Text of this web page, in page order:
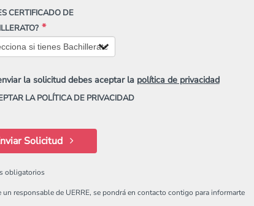
CERTIFICADO DE
la solicitud debes aceptar la política de privacidad
LA POLÍTICA DE PRIVACIDAD
Solicitud
obligatorios
un responsable de UERRE, se pondrá en contacto contigo para informarte